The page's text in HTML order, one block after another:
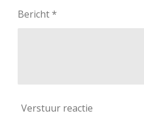
Bericht *
Verstuur reactie